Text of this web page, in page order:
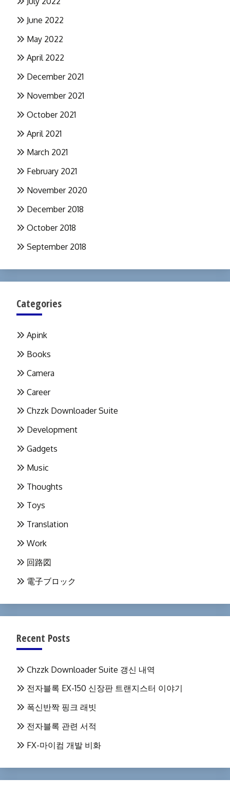
June 2022
May 2022
April 2022
December 2021
November 2021
October 2021
April 2021
March 2021
February 2021
November 2020
December 2018
October 2018
September 2018
Categories
Apink
Books
Camera
Career
Chzzk Downloader Suite
Development
Gadgets
Music
Thoughts
Toys
Translation
Work
回路図
電子ブロック
Recent Posts
Chzzk Downloader Suite 갱신 내역
전자블록 EX-150 신장판 트랜지스터 이야기
폭신반짝 핑크 래빗
전자블록 관련 서적
FX-마이컴 개발 비화